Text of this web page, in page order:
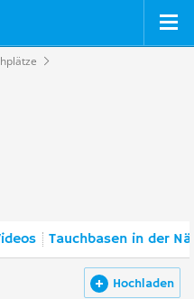
Tauchbasen in der
Hochladen